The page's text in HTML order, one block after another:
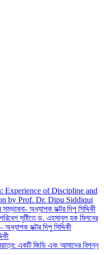
Experience of Discipline and
by Prof. Dr. Dipu Siddiqui
অধ্যাপক ডক্টর দিপু সিদ্দিকী
সৃষ্টিতে ড. এহসানুল হক মিলনের
অধ্যাপক ডক্টর দিপু সিদ্দিকী
একটি জিডি এবং আমাদের বিপন্ন